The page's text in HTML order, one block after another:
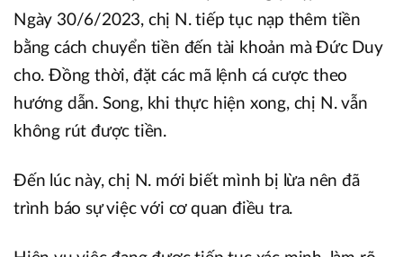
Ngày 30/6/2023, chị N. tiếp tục nạp thêm tiền
bằng cách chuyển tiền đến tài khoản mà Đức Duy
cho. Đồng thời, đặt các mã lệnh cá cược theo
hướng dẫn. Song, khi thực hiện xong, chị N. vẫn
không rút được tiền.
Đến lúc này, chị N. mới biết mình bị lừa nên đã
trình báo sự việc với cơ quan điều tra.